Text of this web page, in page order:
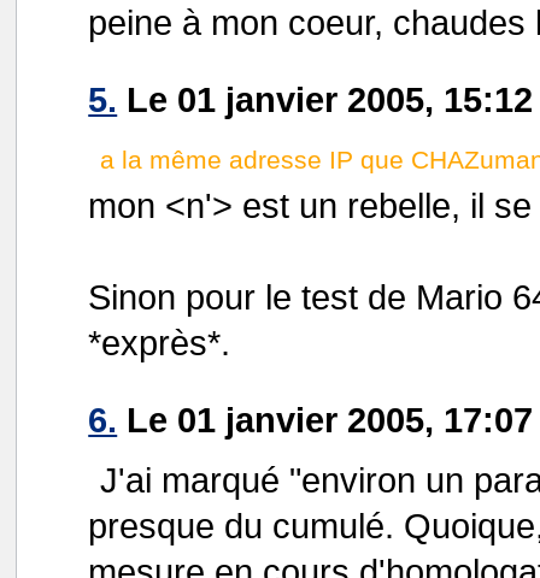
peine à mon coeur,
5. Le 01 janvier 2005,
a la même adresse IP que
mon <n'> est un rebelle, il
Sinon pour le test de Mario
*exprès*.
6. Le 01 janvier 2005,
J'ai marqué "environ un
presque du cumulé.